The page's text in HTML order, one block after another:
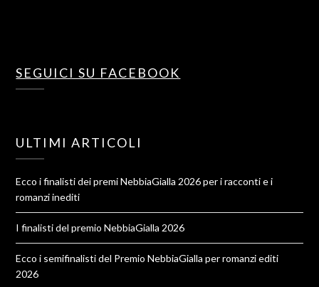
SEGUICI SU FACEBOOK
ULTIMI ARTICOLI
Ecco i finalisti dei premi NebbiaGialla 2026 per i racconti e i
romanzi inediti
I finalisti del premio NebbiaGialla 2026
Ecco i semifinalisti del Premio NebbiaGialla per romanzi editi
2026